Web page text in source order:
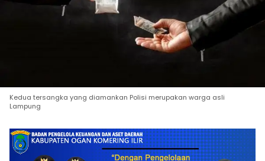
Kedua tersangka yang diamankan Polisi merupakan warga asli
Lampung